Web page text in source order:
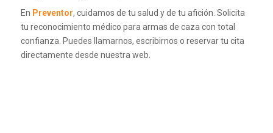
En Preventor, cuidamos de tu salud y de tu afición. Solicita
tu reconocimiento médico para armas de caza con total
confianza. Puedes llamarnos, escribirnos o reservar tu cita
directamente desde nuestra web.